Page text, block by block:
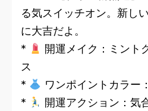
る気スイッチオン。新し
に大吉だよ。
*
開運メイク：ミント
ス
*
ワンポイントカラー
*
開運アクション：気